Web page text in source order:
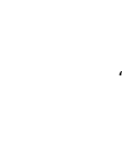
،